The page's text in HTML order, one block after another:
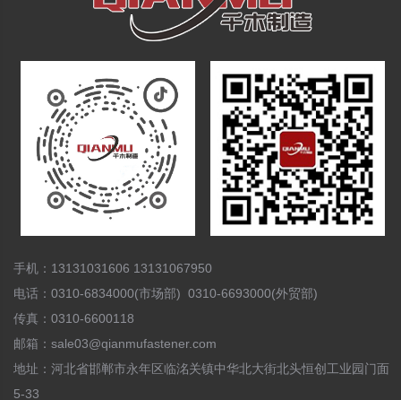
手机：13131031606 13131067950
电话：0310-6834000(市场部) 0310-6693000(外贸部)
传真：0310-6600118
邮箱：sale03@qianmufastener.com
地址：河北省邯郸市永年区临洺关镇中华北大街北头恒创工业园门面
5-33